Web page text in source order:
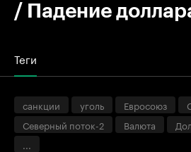
/ Падение
Теги
санкции уголь Евросоюз
Северный поток-2
Валюта